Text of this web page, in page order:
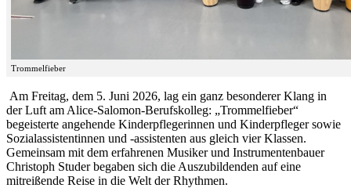
Trommelfieber
Am Freitag, dem 5. Juni 2026, lag ein ganz besonderer Klang in
der Luft am Alice-Salomon-Berufskolleg: „Trommelfieber“
begeisterte angehende Kinderpflegerinnen und Kinderpfleger sowie
Sozialassistentinnen und -assistenten aus gleich vier Klassen.
Gemeinsam mit dem erfahrenen Musiker und Instrumentenbauer
Christoph Studer begaben sich die Auszubildenden auf eine
mitreißende Reise in die Welt der Rhythmen.